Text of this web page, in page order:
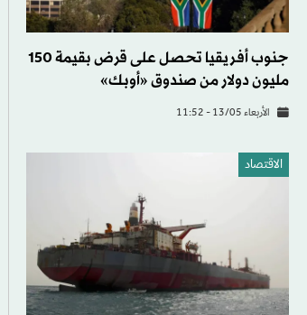
جنوب أفريقيا تحصل على قرض بقيمة 150
مليون دولار من صندوق «أوبك»
الأربعاء 13/05 - 11:52
الاقتصاد